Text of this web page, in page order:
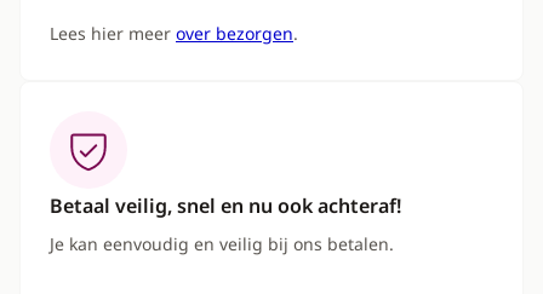
Lees hier meer over bezorgen.
Betaal veilig, snel en nu ook achteraf!
Je kan eenvoudig en veilig bij ons betalen.